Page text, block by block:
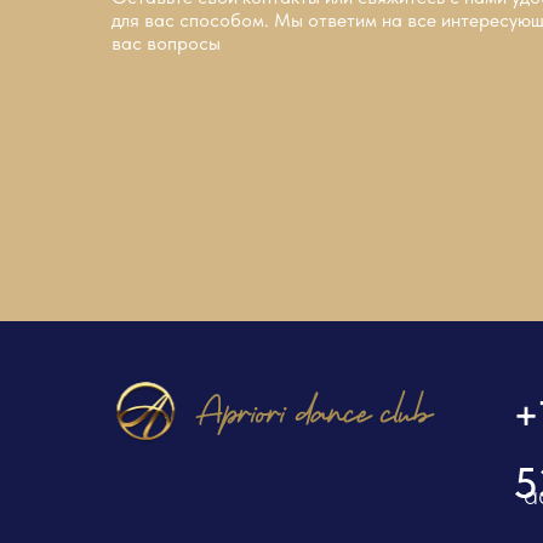
для вас способом. Мы ответим на все
вас вопросы
+7
При
Фонда